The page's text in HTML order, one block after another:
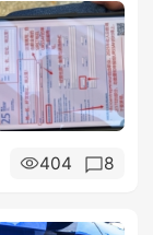
404 8